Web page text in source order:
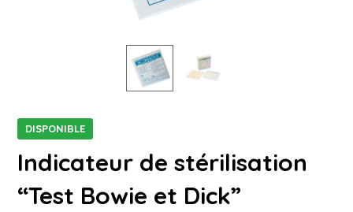
DISPONIBLE
Indicateur de stérilisation
“Test Bowie et Dick”